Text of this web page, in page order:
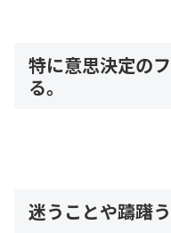
特に意思決定の
る。
迷うことや躊躇